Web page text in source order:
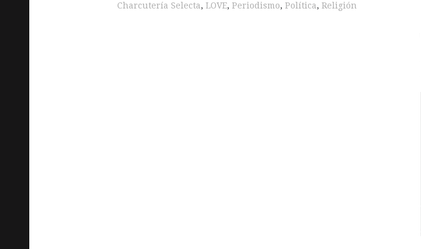
Charcutería Selecta, LOVE, Periodismo, Política, Religión